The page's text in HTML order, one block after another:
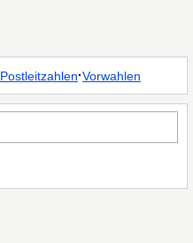
Postleitzahlen·Vorwahlen